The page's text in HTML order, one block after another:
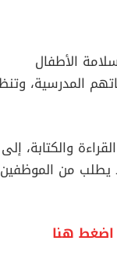
الأطفال
المدرسية،
والكتابة، إلى
يطلب من الموظفين